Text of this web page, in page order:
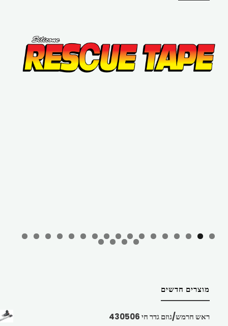
מוצרים חדשים
ראש חרמש/גוזם גדר חי 430506